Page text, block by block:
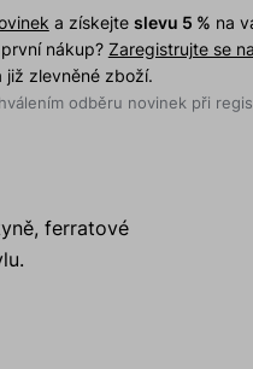
a získejte slevu 5 % na
nákup? Zaregistrujte se
zlevněné zboží.
odběru novinek při
ferratové